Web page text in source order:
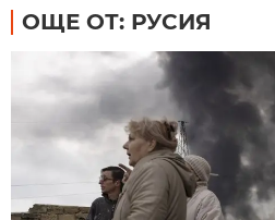
ОЩЕ ОТ: РУСИЯ